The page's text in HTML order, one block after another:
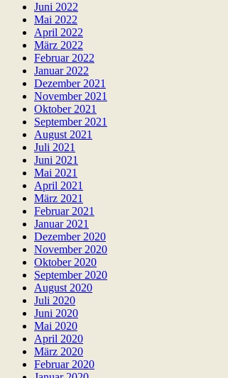
Juni 2022
Mai 2022
April 2022
März 2022
Februar 2022
Januar 2022
Dezember 2021
November 2021
Oktober 2021
September 2021
August 2021
Juli 2021
Juni 2021
Mai 2021
April 2021
März 2021
Februar 2021
Januar 2021
Dezember 2020
November 2020
Oktober 2020
September 2020
August 2020
Juli 2020
Juni 2020
Mai 2020
April 2020
März 2020
Februar 2020